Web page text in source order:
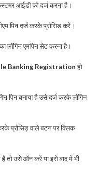
आईडी को दर्ज करना है।
पिन दर्ज करके प्रोसिड़ करें।
लॉगिन एमपिन सेट करना है।
Banking Registration हो
पिन बनाया है उसे दर्ज करके लॉगिन
प्रोसिड़ वाले बटन पर क्लिक
है तो उसे ऑन करें या इसे बाद में भी